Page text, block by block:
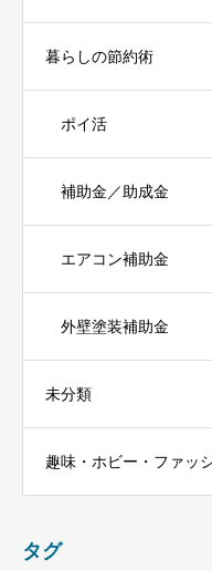
暮らしの節約術
ポイ活
補助金／助成金
エアコン補助金
外壁塗装補助金
未分類
趣味・ホビー・ファッ
タグ